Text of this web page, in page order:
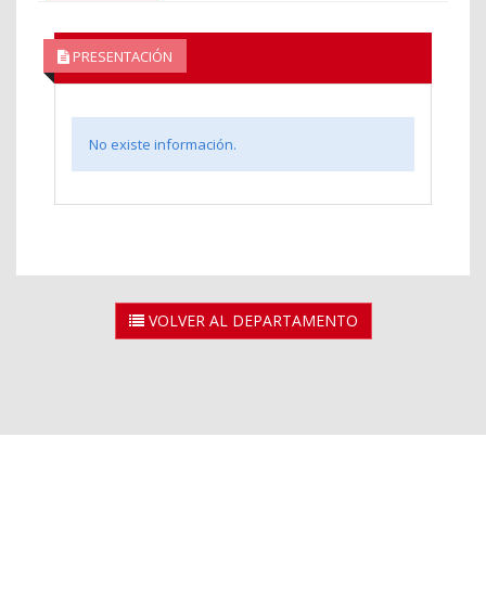
PRESENTACIÓN
No existe información.
VOLVER AL DEPARTAMENTO